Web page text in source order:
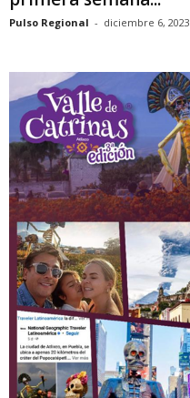
Pulso Regional - diciembre 6, 2023